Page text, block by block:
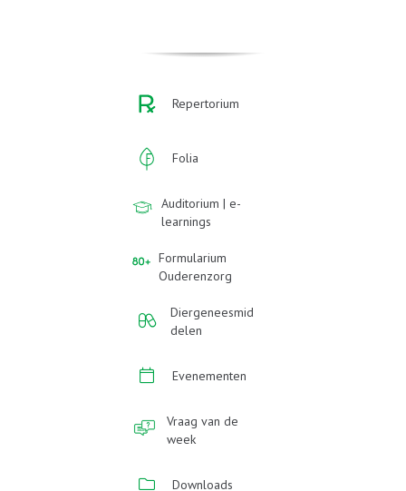
Repertorium
Folia
Auditorium | e-
learnings
Formularium
Ouderenzorg
Diergeneesmid
delen
Evenementen
Vraag van de
week
Downloads